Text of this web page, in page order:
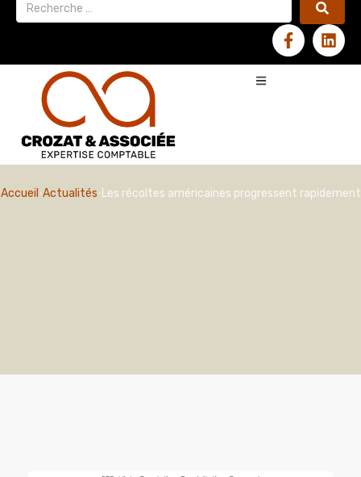
Accueil Actualités Les récoltes américaines progressent rapidement